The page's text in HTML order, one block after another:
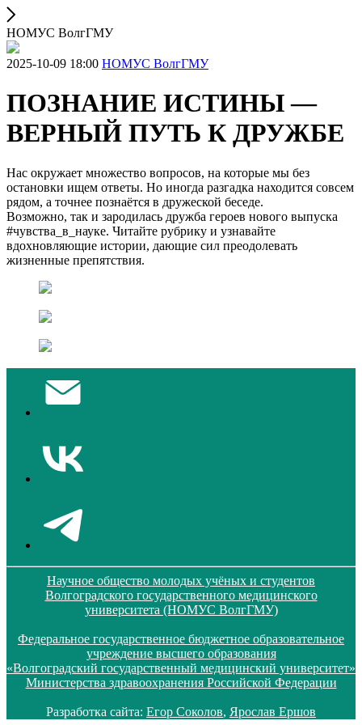
НОМУС ВолгГМУ
2025-10-09 18:00 НОМУС ВолгГМУ
ПОЗНАНИЕ ИСТИНЫ —
ВЕРНЫЙ ПУТЬ К ДРУЖБЕ
Нас окружает множество вопросов, на которые мы без
остановки ищем ответы. Но иногда разгадка находится совсем
рядом, а точнее познаётся в дружеской беседе.
Возможно, так и зародилась дружба героев нового выпуска
#чувства_в_науке. Читайте рубрику и узнавайте
вдохновляющие истории, дающие сил преодолевать
жизненные препятствия.
Научное общество молодых учёных и студентов
Волгоградского государственного медицинского
университета (НОМУС ВолгГМУ)
Федеральное государственное бюджетное образовательное
учреждение высшего образования
«Волгоградский государственный медицинский университет»
Министерства здравоохранения Российской Федерации
Разработка сайта: Егор Соколов, Ярослав Ершов